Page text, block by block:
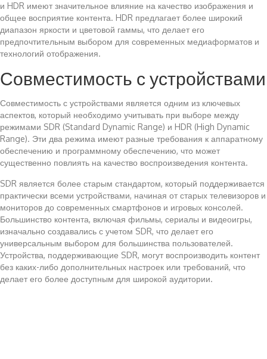
и HDR имеют значительное влияние на качество изображения и
общее восприятие контента. HDR предлагает более широкий
диапазон яркости и цветовой гаммы, что делает его
предпочтительным выбором для современных медиаформатов и
технологий отображения.
Совместимость с устройствами
Совместимость с устройствами является одним из ключевых
аспектов, который необходимо учитывать при выборе между
режимами SDR (Standard Dynamic Range) и HDR (High Dynamic
Range). Эти два режима имеют разные требования к аппаратному
обеспечению и программному обеспечению, что может
существенно повлиять на качество воспроизведения контента.
SDR является более старым стандартом, который поддерживается
практически всеми устройствами, начиная от старых телевизоров и
мониторов до современных смартфонов и игровых консолей.
Большинство контента, включая фильмы, сериалы и видеоигры,
изначально создавались с учетом SDR, что делает его
универсальным выбором для большинства пользователей.
Устройства, поддерживающие SDR, могут воспроизводить контент
без каких-либо дополнительных настроек или требований, что
делает его более доступным для широкой аудитории.